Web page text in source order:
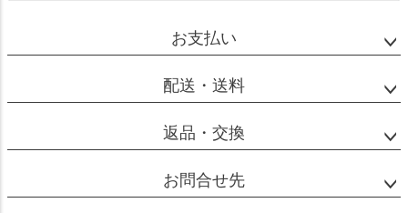
お支払い
配送・送料
返品・交換
お問合せ先